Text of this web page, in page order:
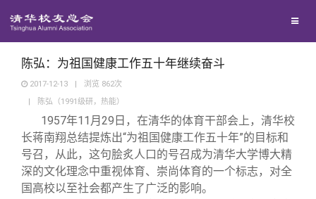
西南联大校友会
义工计划
新媒体平台
青春风采
校友文苑
校友讲坛
校友视界
陈弘：为祖国健康工作五十年继续奋斗
2017-12-13 | 浏览 862次
|
陈弘（1991级研，热能）
1957年11月29日，在清华的体育干部会上，清华校
长蒋南翔总结提炼出“为祖国健康工作五十年”的目标和
号召，从此，这句脍炙人口的号召成为清华大学博大精
深的文化理念中重视体育、崇尚体育的一个标志，对全
国高校以至社会都产生了广泛的影响。